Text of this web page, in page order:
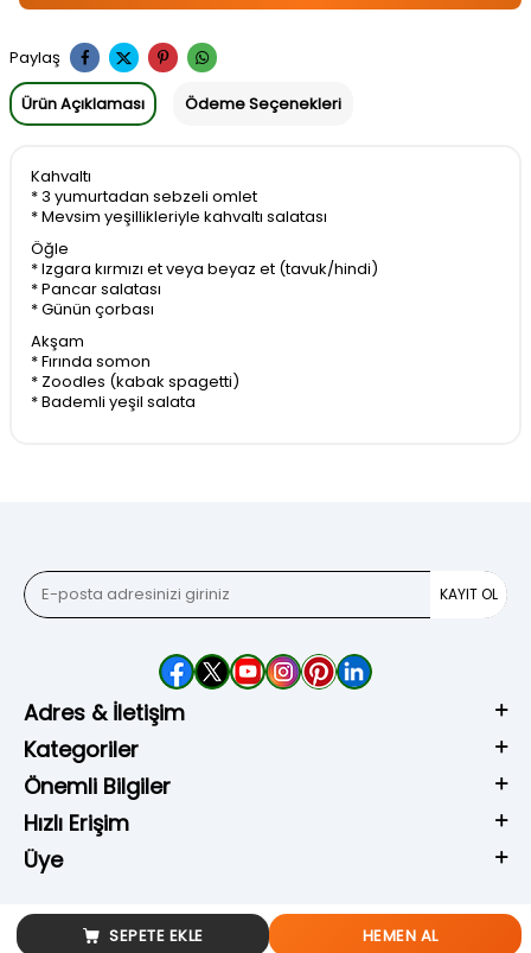
SEPETE EKLE HEMEN AL
Paylaş
Ürün Açıklaması Ödeme Seçenekleri
Kahvaltı
* 3 yumurtadan sebzeli omlet
* Mevsim yeşillikleriyle kahvaltı salatası
Öğle
* Izgara kırmızı et veya beyaz et (tavuk/hindi)
* Pancar salatası
* Günün çorbası
Akşam
* Fırında somon
* Zoodles (kabak spagetti)
* Bademli yeşil salata
KAYIT OL
Adres & İletişim
Kategoriler
Önemli Bilgiler
Hızlı Erişim
Üye
T-SoftE-Ticaret Sistemleriyle Hazırlanmıştır.